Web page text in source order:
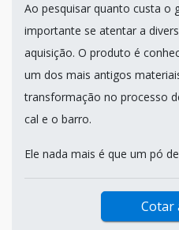
Ao pesquisar quanto custa o
importante se atentar a
aquisição. O produto é
um dos mais antigos
transformação no processo
cal e o barro.
Ele nada mais é que um pó
Cotar